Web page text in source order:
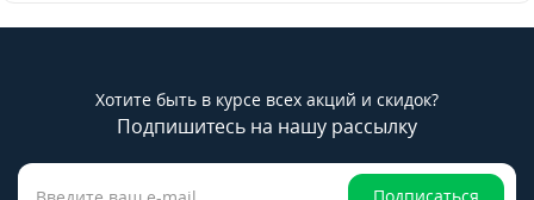
Хотите быть в курсе всех акций и скидок?
Подпишитесь на нашу рассылку